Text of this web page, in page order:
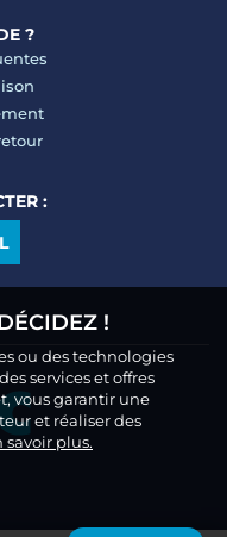
?
:
!
ou des technologies
services et offres
vous garantir une
et réaliser des
savoir plus.